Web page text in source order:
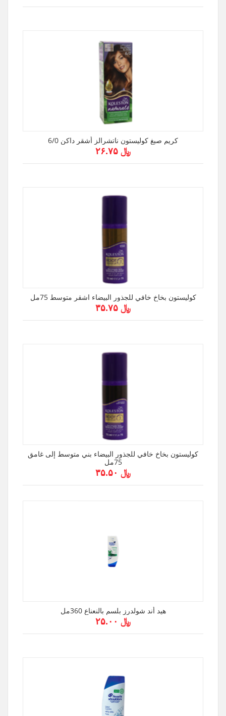
كريم صبغ كوليستون ناتشرالز أشقر داكن 6/0
﷼ ۲۶.۷۵
كوليستون بخاخ خافي للجذور البيضاء اشقر متوسط 75مل
﷼ ۳۵.۷۵
كوليستون بخاخ خافي للجذور البيضاء بني متوسط إلى غامق
75مل
﷼ ۳۵.۵۰
هيد أند شولدرز بلسم بالنعناع 360مل
﷼ ۲۵.۰۰